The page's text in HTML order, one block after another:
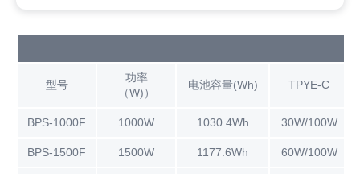
型号
功率
（W)）
电池容量(Wh) TPYE-C
BPS-1000F 1000W 1030.4Wh 30W/100W
BPS-1500F 1500W 1177.6Wh 60W/100W